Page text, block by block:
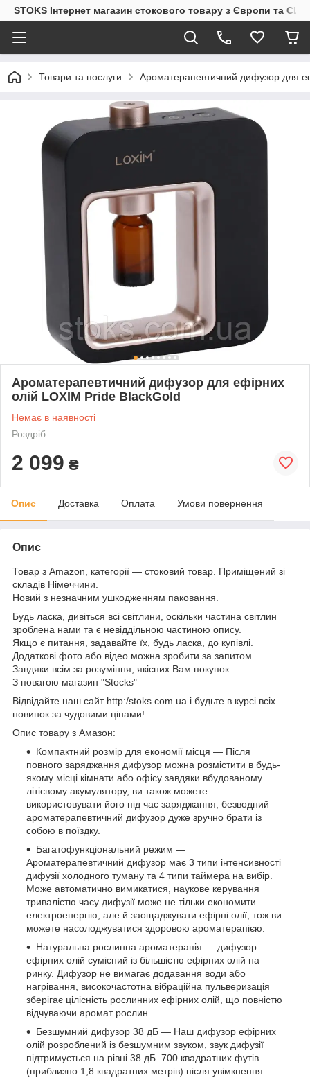
STOKS Інтернет магазин стокового товару з Європи та
Товари та послуги Ароматерапевтичний дифузор для
Ароматерапевтичний дифузор для ефірних
олій LOXIM Pride BlackGold
Немає в наявності
Роздріб
2 099 ₴
Опис Доставка Оплата Умови повернення
Опис
Товар з Amazon, категорії — стоковий товар. Приміщений зі
складів Німеччини.
Новий з незначним ушкодженням паковання.
Будь ласка, дивіться всі світлини, оскільки частина світлин
зроблена нами та є невіддільною частиною опису.
Якщо є питання, задавайте їх, будь ласка, до купівлі.
Додаткові фото або відео можна зробити за запитом.
Завдяки всім за розуміння, якісних Вам покупок.
З повагою магазин "Stocks"
Відвідайте наш сайт http:/stoks.com.ua і будьте в курсі всіх
новинок за чудовими цінами!
Опис товару з Амазон:
Компактний розмір для економії місця — Після
повного заряджання дифузор можна розмістити в будь-
якому місці кімнати або офісу завдяки вбудованому
літієвому акумулятору, ви також можете
використовувати його під час заряджання, безводний
ароматерапевтичний дифузор дуже зручно брати із
собою в поїздку.
Багатофункціональний режим —
Ароматерапевтичний дифузор має 3 типи інтенсивності
дифузії холодного туману та 4 типи таймера на вибір.
Може автоматично вимикатися, наукове керування
тривалістю часу дифузії може не тільки економити
електроенергію, але й заощаджувати ефірні олії, тож ви
можете насолоджуватися здоровою ароматерапією.
Натуральна рослинна ароматерапія — дифузор
ефірних олій сумісний із більшістю ефірних олій на
ринку. Дифузор не вимагає додавання води або
нагрівання, високочастотна вібраційна пульверизація
зберігає цілісність рослинних ефірних олій, що повністю
відчуваючи аромат рослин.
Безшумний дифузор 38 дБ — Наш дифузор ефірних
олій розроблений із безшумним звуком, звук дифузії
підтримується на рівні 38 дБ. 700 квадратних футів
(приблизно 1,8 квадратних метрів) після увімкнення